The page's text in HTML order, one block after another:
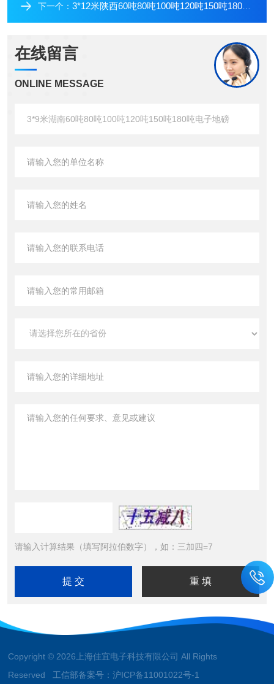
下一个： 3*12米陕西60吨80吨100吨120吨150吨180吨电子地磅
在线留言
ONLINE MESSAGE
请输入计算结果（填写阿拉伯数字），如：三加四=7
Copyright © 2026上海佳宜电子科技有限公司 All Rights
Reserved 工信部备案号：沪ICP备11001022号-1